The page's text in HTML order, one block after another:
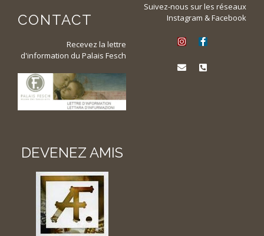
CONTACT
Recevez la lettre
d'information du Palais Fesch
Suivez-nous sur les réseaux
Instagram & Facebook
DEVENEZ AMIS